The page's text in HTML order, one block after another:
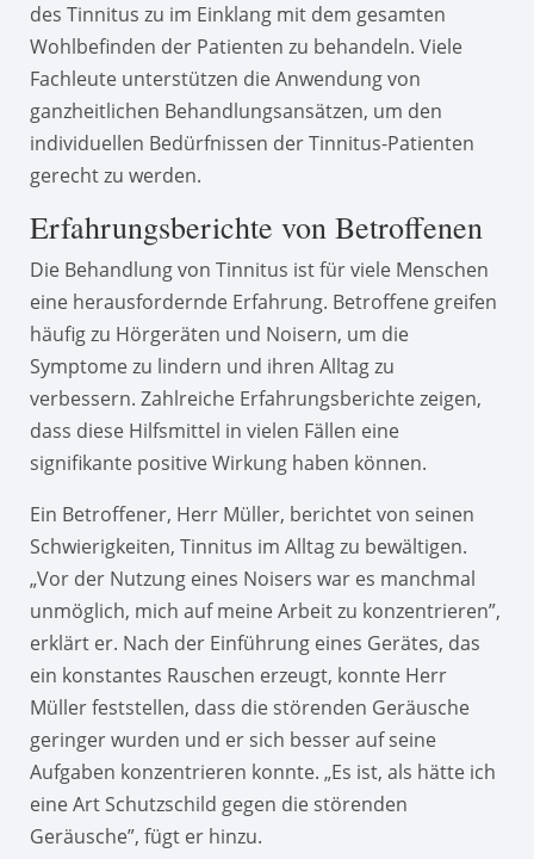
des Tinnitus zu im Einklang mit dem gesamten
Wohlbefinden der Patienten zu behandeln. Viele
Fachleute unterstützen die Anwendung von
ganzheitlichen Behandlungsansätzen, um den
individuellen Bedürfnissen der Tinnitus-Patienten
gerecht zu werden.
Erfahrungsberichte von Betroffenen
Die Behandlung von Tinnitus ist für viele Menschen
eine herausfordernde Erfahrung. Betroffene greifen
häufig zu Hörgeräten und Noisern, um die
Symptome zu lindern und ihren Alltag zu
verbessern. Zahlreiche Erfahrungsberichte zeigen,
dass diese Hilfsmittel in vielen Fällen eine
signifikante positive Wirkung haben können.
Ein Betroffener, Herr Müller, berichtet von seinen
Schwierigkeiten, Tinnitus im Alltag zu bewältigen.
„Vor der Nutzung eines Noisers war es manchmal
unmöglich, mich auf meine Arbeit zu konzentrieren”,
erklärt er. Nach der Einführung eines Gerätes, das
ein konstantes Rauschen erzeugt, konnte Herr
Müller feststellen, dass die störenden Geräusche
geringer wurden und er sich besser auf seine
Aufgaben konzentrieren konnte. „Es ist, als hätte ich
eine Art Schutzschild gegen die störenden
Geräusche”, fügt er hinzu.